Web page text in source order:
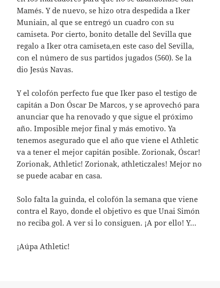
Mamés. Y de nuevo, se hizo otra despedida a Iker
Muniain, al que se entregó un cuadro con su
camiseta. Por cierto, bonito detalle del Sevilla que
regalo a Iker otra camiseta,en este caso del Sevilla,
con el número de sus partidos jugados (560). Se la
dio Jesús Navas.
Y el colofón perfecto fue que Iker paso el testigo de
capitán a Don Óscar De Marcos, y se aprovechó para
anunciar que ha renovado y que sigue el próximo
año. Imposible mejor final y más emotivo. Ya
tenemos asegurado que el año que viene el Athletic
va a tener el mejor capitán posible. Zorionak, Óscar!
Zorionak, Athletic! Zorionak, athleticzales! Mejor no
se puede acabar en casa.
Solo falta la guinda, el colofón la semana que viene
contra el Rayo, donde el objetivo es que Unai Simón
no reciba gol. A ver si lo consiguen. ¡A por ello! Y…
¡Aúpa Athletic!